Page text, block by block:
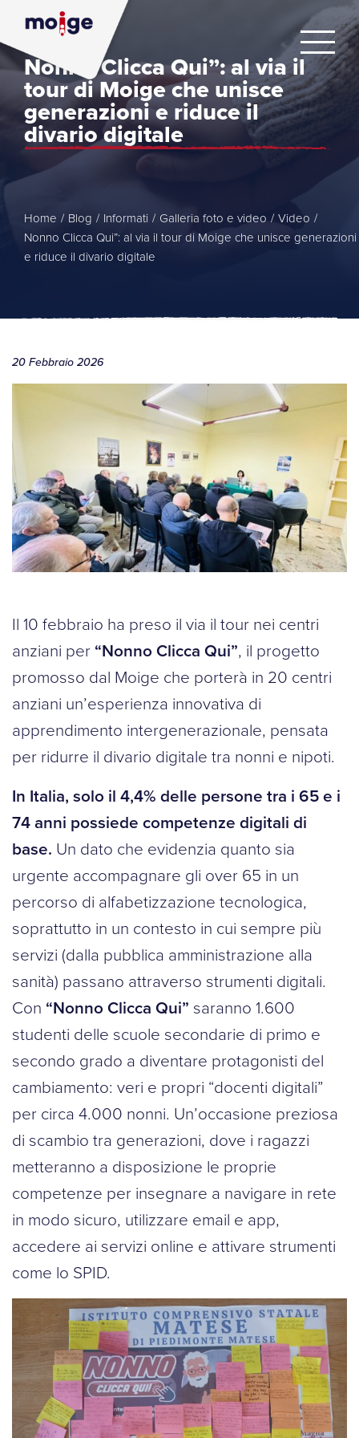
Nonno Clicca Qui”: al via il
tour di Moige che unisce
generazioni e riduce il
divario digitale
Home / Blog / Informati / Galleria foto e video / Video /
Nonno Clicca Qui”: al via il tour di Moige che unisce generazioni
e riduce il divario digitale
20 Febbraio 2026
Il 10 febbraio ha preso il via il tour nei centri
anziani per “Nonno Clicca Qui”, il progetto
promosso dal Moige che porterà in 20 centri
anziani un’esperienza innovativa di
apprendimento intergenerazionale, pensata
per ridurre il divario digitale tra nonni e nipoti.
In Italia, solo il 4,4% delle persone tra i 65 e i
74 anni possiede competenze digitali di
base. Un dato che evidenzia quanto sia
urgente accompagnare gli over 65 in un
percorso di alfabetizzazione tecnologica,
soprattutto in un contesto in cui sempre più
servizi (dalla pubblica amministrazione alla
sanità) passano attraverso strumenti digitali.
Con “Nonno Clicca Qui” saranno 1.600
studenti delle scuole secondarie di primo e
secondo grado a diventare protagonisti del
cambiamento: veri e propri “docenti digitali”
per circa 4.000 nonni. Un’occasione preziosa
di scambio tra generazioni, dove i ragazzi
metteranno a disposizione le proprie
competenze per insegnare a navigare in rete
in modo sicuro, utilizzare email e app,
accedere ai servizi online e attivare strumenti
come lo SPID.